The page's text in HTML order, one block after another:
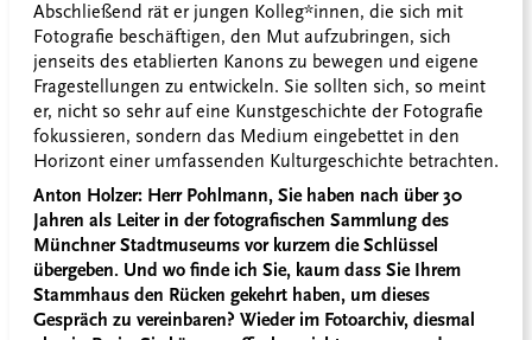
Abschließend rät er jungen Kolleg*innen, die sich mit
Fotografie beschäftigen, den Mut aufzubringen, sich
jenseits des etablierten Kanons zu bewegen und eigene
Fragestellungen zu entwickeln. Sie sollten sich, so meint
er, nicht so sehr auf eine Kunstgeschichte der Fotografie
fokussieren, sondern das Medium eingebettet in den
Horizont einer umfassenden Kulturgeschichte betrachten.
Anton Holzer: Herr Pohlmann, Sie haben nach über 30
Jahren als Leiter in der fotografischen Sammlung des
Münchner Stadtmuseums vor kurzem die Schlüssel
übergeben. Und wo finde ich Sie, kaum dass Sie Ihrem
Stammhaus den Rücken gekehrt haben, um dieses
Gespräch zu vereinbaren? Wieder im Fotoarchiv, diesmal